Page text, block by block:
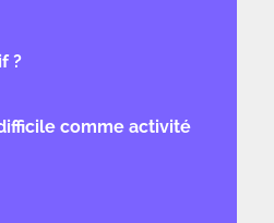
?
comme activité